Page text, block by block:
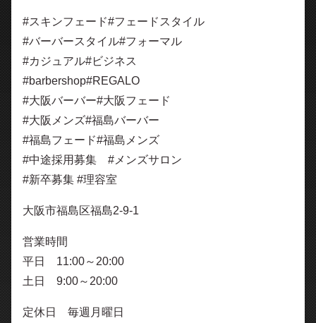
#スキンフェード#フェードスタイル
#バーバースタイル#フォーマル
#カジュアル#ビジネス
#barbershop#REGALO
#大阪バーバー#大阪フェード
#大阪メンズ#福島バーバー
#福島フェード#福島メンズ
#中途採用募集 #メンズサロン
#新卒募集 #理容室
大阪市福島区福島2-9-1
営業時間
平日 11:00～20:00
土日 9:00～20:00
定休日 毎週月曜日